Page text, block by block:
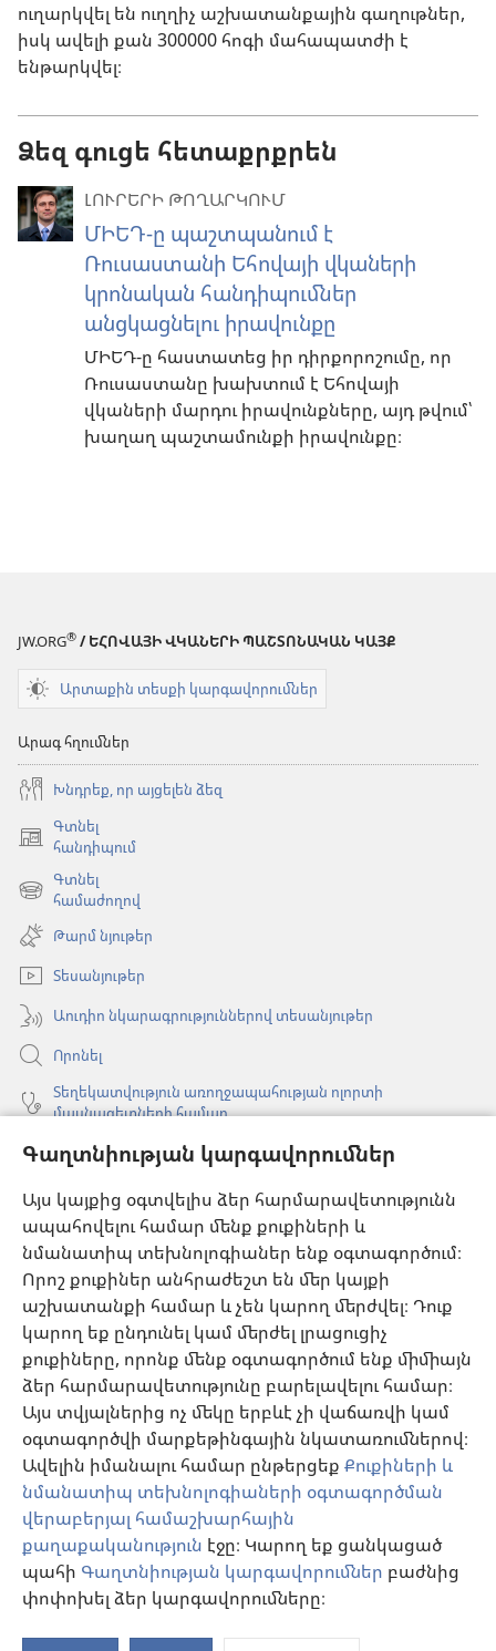
Գաղտնիության կարգավորումներ
Այս կայքից օգտվելիս ձեր հարմարավետությունն
ապահովելու համար մենք քուքիների և
նմանատիպ տեխնոլոգիաներ ենք օգտագործում։
Որոշ քուքիներ անհրաժեշտ են մեր կայքի
աշխատանքի համար և չեն կարող մերժվել։ Դուք
կարող եք ընդունել կամ մերժել լրացուցիչ
քուքիները, որոնք մենք օգտագործում ենք միմիայն
ձեր հարմարավետությունը բարելավելու համար։
Այս տվյալներից ոչ մեկը երբևէ չի վաճառվի կամ
օգտագործվի մարքեթինգային նկատառումներով։
Ավելին իմանալու համար ընթերցեք Քուքիների և
նմանատիպ տեխնոլոգիաների օգտագործման
վերաբերյալ համաշխարհային
քաղաքականություն էջը։ Կարող եք ցանկացած
պահի Գաղտնիության կարգավորումներ բաժնից
փոփոխել ձեր կարգավորումները։
ուղարկվել են ուղղիչ աշխատանքային գաղութներ,
իսկ ավելի քան 300000 հոգի մահապատժի է
ենթարկվել։
Ձեզ գուցե հետաքրքրեն
ԼՈՒՐԵՐԻ ԹՈՂԱՐԿՈՒՄ
ՄԻԵԴ-ը պաշտպանում է
Ռուսաստանի Եհովայի վկաների
կրոնական հանդիպումներ
անցկացնելու իրավունքը
ՄԻԵԴ-ը հաստատեց իր դիրքորոշումը, որ
Ռուսաստանը խախտում է Եհովայի
վկաների մարդու իրավունքները, այդ թվում՝
խաղաղ պաշտամունքի իրավունքը։
JW.ORG® / ԵՀՈՎԱՅԻ ՎԿԱՆԵՐԻ ՊԱՇՏՈՆԱԿԱՆ ԿԱՅՔ
Արտաքին տեսքի կարգավորումներ
Արագ հղումներ
Խնդրեք, որ այցելեն ձեզ
Գտնել
հանդիպում
(բացվում
նոր
պատուհան)
Գտնել
համաժողով
(բացվում
նոր
պատուհան)
Թարմ նյութեր
Տեսանյութեր
Աուդիո նկարագրություններով տեսանյութեր
Որոնել
Տեղեկատվություն առողջապահության ոլորտի
մասնագետների համար
Գլոբալ հաղորդակցություն
Օգնություն
Նվիրատվություններ
(բացվում
է
նոր
պատուհան)
Դիտարանի ՕՆԼԱՅՆ ԳՐԱԴԱՐԱՆ
(բացվում
է
նոր
պատուհան)
JW Hub
(բացվում
է
նոր
պատուհան)
JW Library® հավելված
Watchtower Library
Copyright © 2026 Watch Tower Bible and Tract Society of Pennsylvania.
ՕԳՏԱԳՈՐԾՄԱՆ ՊԱՅՄԱՆՆԵՐ |
ՔԱՂԱՔԱԿԱՆՈՒԹՅՈՒՆ|ԳԱՂՏՆԻՈՒԹՅԱՆ ԿԱՐԳԱՎՈՐՈՒՄՆԵՐ